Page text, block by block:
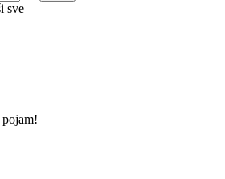
sve
pojam!